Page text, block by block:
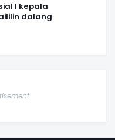
I kepala
dalang